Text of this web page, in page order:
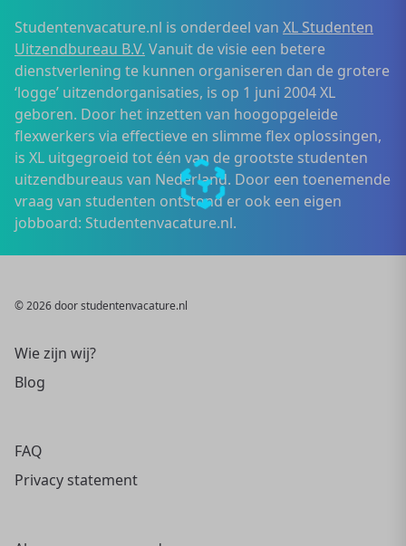
Studentenvacature.nl is onderdeel van XL Studenten
Uitzendbureau B.V. Vanuit de visie een betere
dienstverlening te kunnen organiseren dan de grotere
‘logge’ uitzendorganisaties, is op 1 juni 2004 XL
geboren. Door het inzetten van hoogopgeleide
flexwerkers via effectieve en slimme flex oplossingen,
is XL uitgegroeid tot één van de grootste studenten
uitzendbureaus van Nederland. Door een toenemende
vraag van studenten ontstond er ook een eigen
jobboard: Studentenvacature.nl.
© 2026 door studentenvacature.nl
Wie zijn wij?
Blog
FAQ
Privacy statement